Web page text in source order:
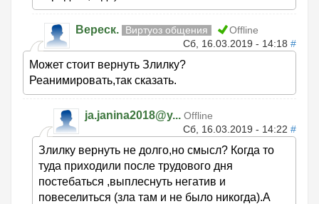
Вереск. Виртуоз общения
Offline
Сб, 16.03.2019 - 14:18 #
Может стоит вернуть Злилку?
Реанимировать,так сказать.
ja.janina2018@y... Offline
Сб, 16.03.2019 - 14:22 #
Злилку вернуть не долго,но смысл? Когда то
туда приходили после трудового дня
постебаться ,выплеснуть негатив и
повеселиться (зла там и не было никогда).А